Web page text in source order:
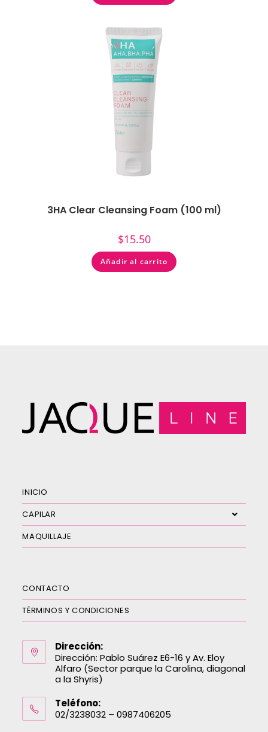
3HA Clear Cleansing Foam (100 ml)
$15.50
Añadir al carrito
INICIO
CAPILAR
MAQUILLAJE
CONTACTO
TÉRMINOS Y CONDICIONES
Dirección:
Dirección: Pablo Suárez E6-16 y Av. Eloy
Alfaro (Sector parque la Carolina, diagonal
a la Shyris)
Teléfono:
02/3238032 – 0987406205